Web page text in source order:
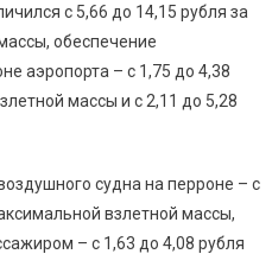
с 5,66 до 14,15 рубля за
обеспечение
аэропорта – с 1,75 до 4,38
массы и с 2,11 до 5,28
судна на перроне – с
взлетной массы,
– с 1,63 до 4,08 рубля